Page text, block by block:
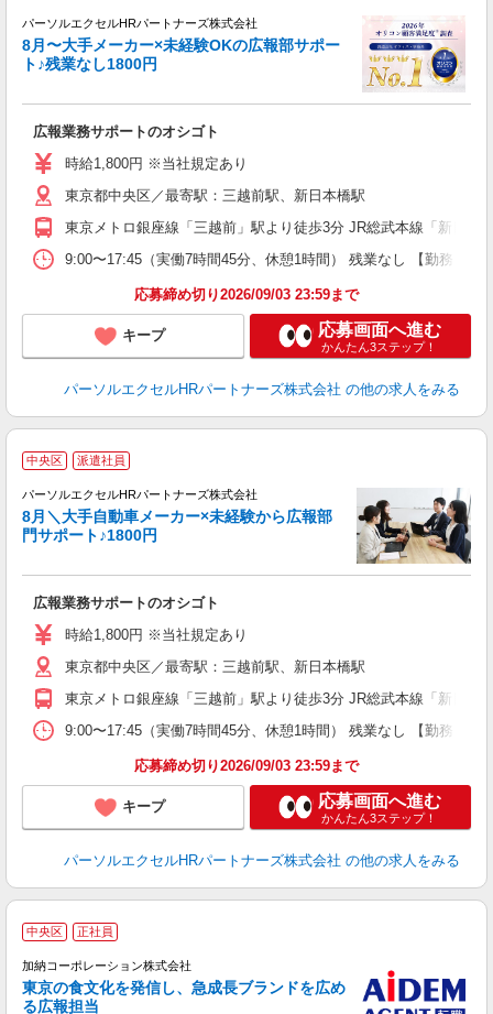
パーソルエクセルHRパートナーズ株式会社
8月〜大手メーカー×未経験OKの広報部サポー
ト♪残業なし1800円
広報業務サポートのオシゴト
時給1,800円 ※当社規定あり
東京都中央区／最寄駅：三越前駅、新日本橋駅
東京メトロ銀座線「三越前」駅より徒歩3分 JR総武本線「新日本
9:00〜17:45（実働7時間45分、休憩1時間） 残業なし 【勤務】
応募締め切り2026/09/03 23:59まで
キープ 応募画面へ進む
かんたん3ステップ！
パーソルエクセルHRパートナーズ株式会社 の他の求人をみる
中央区 派遣社員
パーソルエクセルHRパートナーズ株式会社
8月＼大手自動車メーカー×未経験から広報部
門サポート♪1800円
広報業務サポートのオシゴト
時給1,800円 ※当社規定あり
東京都中央区／最寄駅：三越前駅、新日本橋駅
東京メトロ銀座線「三越前」駅より徒歩3分 JR総武本線「新日本
9:00〜17:45（実働7時間45分、休憩1時間） 残業なし 【勤務】
応募締め切り2026/09/03 23:59まで
キープ 応募画面へ進む
かんたん3ステップ！
パーソルエクセルHRパートナーズ株式会社 の他の求人をみる
中央区 正社員
加納コーポレーション株式会社
東京の食文化を発信し、急成長ブランドを広め
る広報担当